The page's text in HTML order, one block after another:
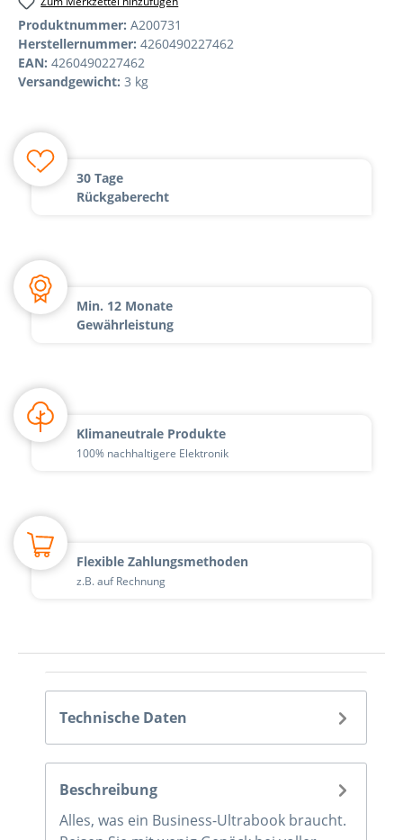
Produktnummer: A200731
Herstellernummer: 4260490227462
EAN: 4260490227462
Versandgewicht: 3 kg
30 Tage
Rückgaberecht
Min. 12 Monate
Gewährleistung
Klimaneutrale Produkte
100% nachhaltigere Elektronik
Flexible Zahlungsmethoden
z.B. auf Rechnung
Technische Daten
Beschreibung
Alles, was ein Business-Ultrabook braucht.